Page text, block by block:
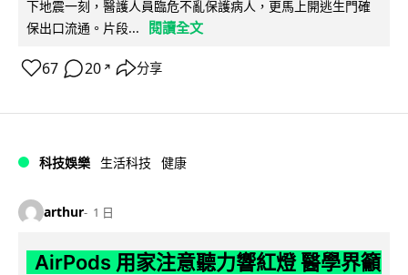
下地震一刻，醫護人員臨危不亂保護病人，更馬上開逃生門確
保出口流通。片段...
閱讀全文
67 20 ↗ 分享
科技娛樂 生活科技 健康
arthur 1 日
AirPods 用家注意聽力響紅燈 醫學界籲